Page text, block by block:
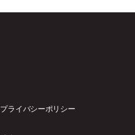
プライバシーポリシー